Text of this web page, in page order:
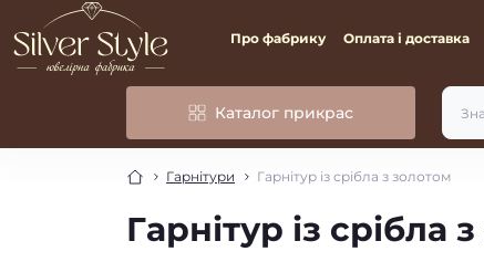
Про фабрику Оплата і доставка
Каталог прикрас
Гарнітури Гарнітур із срібла з золотом
Гарнітур із срібла